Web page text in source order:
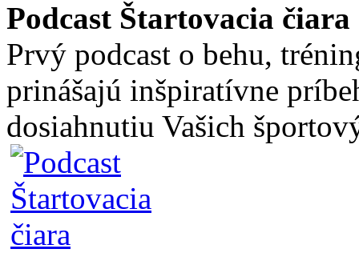
Podcast Štartovacia čiara
Prvý podcast o behu,
prinášajú inšpiratívne
dosiahnutiu Vašich